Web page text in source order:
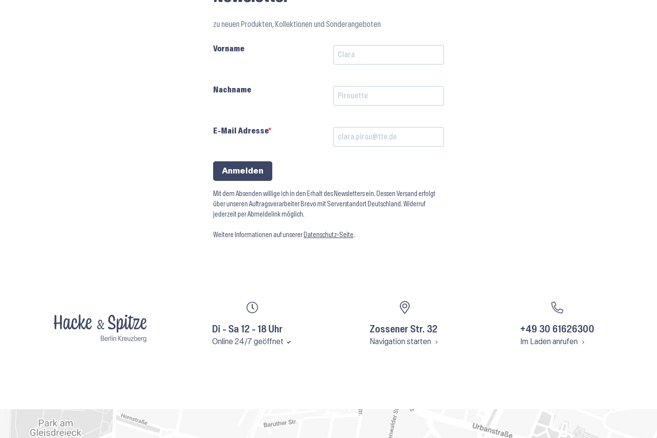
zu neuen Produkten, Kollektionen und Sonderangeboten
Vorname
Nachname
E-Mail Adresse
Anmelden
Mit dem Absenden willige ich in den Erhalt des Newsletters ein. Dessen Versand erfolgt
über unseren Auftragsverarbeiter Brevo mit Serverstandort Deutschland. Widerruf
jederzeit per Abmeldelink möglich.
Weitere Informationen auf unserer Datenschutz-Seite.
Di - Sa 12 - 18 Uhr
Online 24/7 geöffnet
Zossener Str. 32
Navigation starten
+49 30 61626300
Im Laden anrufen